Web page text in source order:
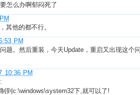
怎么办啊郁闷死了
其他的都不行。
PM
题。然后重装，今天Update，重启又出现这个
10:36 PM
到c:\windows\system32下,就可以了!